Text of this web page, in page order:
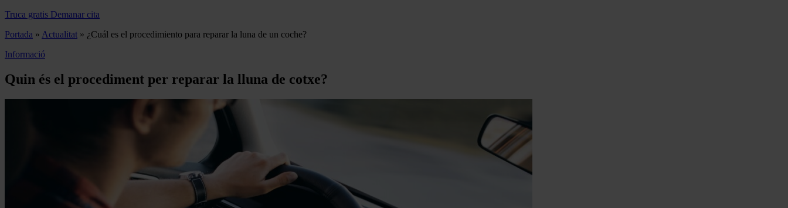
Truca gratis Demanar cita
Portada » Actualitat » ¿Cuál es el procedimiento para reparar la luna de un coche?
Informació
Quin és el procediment per reparar la lluna de cotxe?